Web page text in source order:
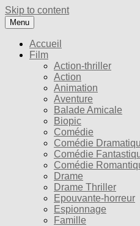
Skip to content
Menu
Accueil
Film
Action-thriller
Action
Animation
Aventure
Balade Amicale
Biopic
Comédie
Comédie
Comédie
Comédie
Drame
Drame Thriller
Epouvante-horreur
Espionnage
Famille